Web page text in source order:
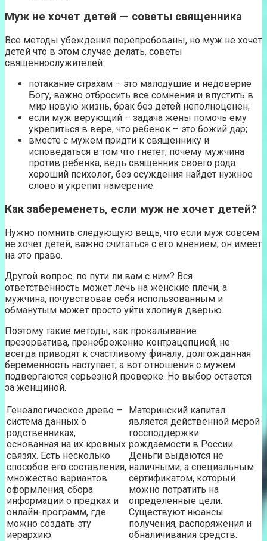
Муж не хочет детей — советы священника
Все методы убеждения перепробованы, но муж не хочет
детей что в этом случае делать, советы
священнослужителей:
потакание страхам – это малодушие и недоверие
Богу, важно отбросить все сомнения и впустить в
мир новую жизнь, брак без детей неполноценен;
если муж верующий – задача жены помочь ему
укрепиться в вере, что ребенок – это божий дар;
вместе с мужем придти к священнику и
исповедаться в том что гнетет, почему мужчина
против ребенка, ведь священник своего рода
хороший психолог, без осуждения найдет нужное
слово и укрепит намерение.
Как забеременеть, если муж не хочет детей?
Нужно помнить следующую вещь, что если муж совсем
не хочет детей, важно считаться с его мнением, он имеет
на это право.
Другой вопрос: по пути ли вам с ним? Вся
ответственность может лечь на женские плечи, а
мужчина, почувствовав себя использованным и
обманутым может просто уйти хлопнув дверью.
Поэтому такие методы, как прокалывание
презерватива, пренебрежение контрацепцией, не
всегда приводят к счастливому финалу, долгожданная
беременность наступает, а вот отношения с мужем
подвергаются серьезной проверке. Но выбор остается
за женщиной.
Генеалогическое древо –
система данных о
родственниках,
основанная на их кровных
связях. Есть несколько
способов его составления,
множество вариантов
оформления, сбора
информации о предках и
онлайн-программ, где
можно создать эту
иерархию.
Материнский капитал
является действенной мерой
госсподдержки
рождаемости в России.
Деньги выдаются не
наличными, а специальным
сертификатом, который
можно потратить на
определенные цели.
Существуют нюансы
получения, распоряжения и
обналичивания средств.